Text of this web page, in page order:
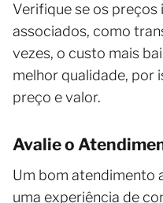
Verifique se os
associados, como
vezes, o custo mais
melhor qualidade, por
preço e valor.
Avalie o
Um bom atendimento
uma experiência de